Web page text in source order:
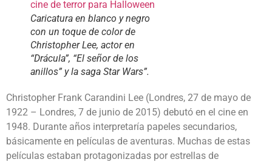
Caricatura en blanco y negro
con un toque de color de
Christopher Lee, actor en
“Drácula”, “El señor de los
anillos” y la saga Star Wars”.
Christopher Frank Carandini Lee (Londres, 27 de mayo de
1922 – Londres, 7 de junio de 2015) debutó en el cine en
1948. Durante años interpretaría papeles secundarios,
básicamente en películas de aventuras. Muchas de estas
películas estaban protagonizadas por estrellas de